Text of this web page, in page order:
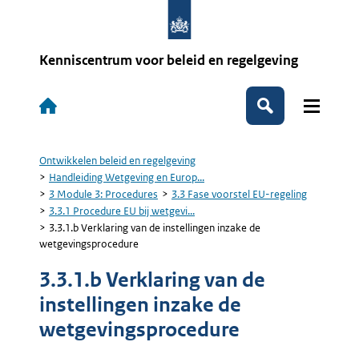
Kenniscentrum voor beleid en regelgeving
Hoofdnavigatie
Zoeken
Kruimelpad
Ontwikkelen beleid en regelgeving
Handleiding Wetgeving en Europ...
3 Module 3: Procedures
3.3 Fase voorstel EU-regeling
3.3.1 Procedure EU bij wetgevi...
3.3.1.b Verklaring van de instellingen inzake de
wetgevingsprocedure
3.3.1.b Verklaring van de
instellingen inzake de
wetgevingsprocedure